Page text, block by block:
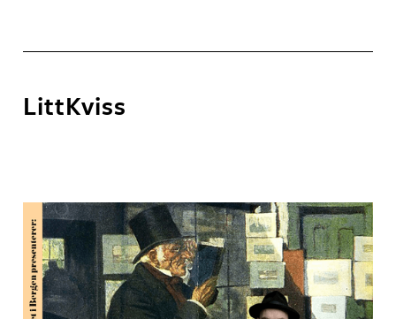
LittKviss